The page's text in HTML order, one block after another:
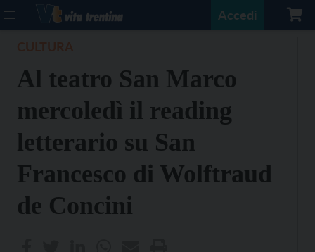
Accedi
Al teatro San Marco
mercoledì il reading
letterario su San
Francesco di Wolftraud
de Concini